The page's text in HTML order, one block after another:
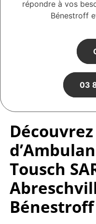
répondre à vos
Bénestroff
03
Tousch
Bénestroff